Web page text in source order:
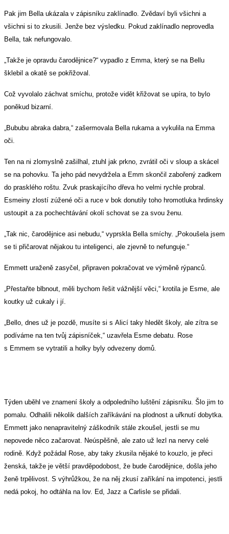
Pak jim Bella ukázala v zápisníku zaklínadlo. Zvědaví byli všichni a
všichni si to zkusili. Jenže bez výsledku. Pokud zaklínadlo neprovedla
Bella, tak nefungovalo.
„Takže je opravdu čarodějnice?“ vypadlo z Emma, který se na Bellu
šklebil a okatě se pokřižoval.
Což vyvolalo záchvat smíchu, protože vidět křižovat se upíra, to bylo
poněkud bizarní.
„Bububu abraka dabra,“ zašermovala Bella rukama a vykulila na Emma
oči.
Ten na ni zlomyslně zašilhal, ztuhl jak prkno, zvrátil oči v sloup a skácel
se na pohovku. Ta jeho pád nevydržela a Emm skončil zabořený zadkem
do prasklého roštu. Zvuk praskajícího dřeva ho velmi rychle probral.
Esmeiny zlostí zúžené oči a ruce v bok donutily toho hromotluka hrdinsky
ustoupit a za pochechtávání okolí schovat se za svou ženu.
„Tak nic, čarodějnice asi nebudu,“ vyprskla Bella smíchy. „Pokoušela jsem
se ti přičarovat nějakou tu inteligenci, ale zjevně to nefunguje.“
Emmett uraženě zasyčel, připraven pokračovat ve výměně rýpanců.
„Přestaňte blbnout, měli bychom řešit vážnější věci,“ krotila je Esme, ale
koutky už cukaly i jí.
„Bello, dnes už je pozdě, musíte si s Alicí taky hledět školy, ale zítra se
podíváme na ten tvůj zápisníček,“ uzavřela Esme debatu. Rose
s Emmem se vytratili a holky byly odvezeny domů.
Týden uběhl ve znamení školy a odpoledního luštění zápisníku. Šlo jim to
pomalu. Odhalili několik dalších zaříkávání na plodnost a uřknutí dobytka.
Emmett jako nenapravitelný záškodník stále zkoušel, jestli se mu
nepovede něco začarovat. Neúspěšně, ale zato už lezl na nervy celé
rodině. Když požádal Rose, aby taky zkusila nějaké to kouzlo, je přeci
ženská, takže je větší pravděpodobost, že bude čarodějnice, došla jeho
ženě trpělivost. S výhrůžkou, že na něj zkusí zaříkání na impotenci, jestli
nedá pokoj, ho odtáhla na lov. Ed, Jazz a Carlisle se přidali.